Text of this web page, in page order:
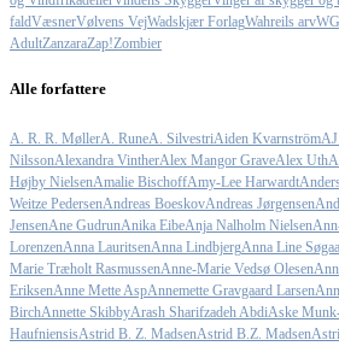
faldVæsnerVølvens VejWadskjær ForlagWahreils arv
AdultZanzaraZap!Zombier
Alle forfattere
A. R. R. MøllerA. RuneA. SilvestriAiden Kvarnström
NilssonAlexandra VintherAlex Mangor GraveAlex Uth
Højby NielsenAmalie BischoffAmy-Lee Harwardt
Weitze PedersenAndreas BoeskovAndreas Jørgensen
JensenAne GudrunAnika EibeAnja Nalholm Nielsen
LorenzenAnna LauritsenAnna LindbjergAnna Line
Marie Træholt RasmussenAnne-Marie Vedsø Olesen
EriksenAnne Mette AspAnnemette Gravgaard Larsen
BirchAnnette SkibbyArash Sharifzadeh AbdiAske
HaufniensisAstrid B. Z. MadsenAstrid B.Z. Madsen